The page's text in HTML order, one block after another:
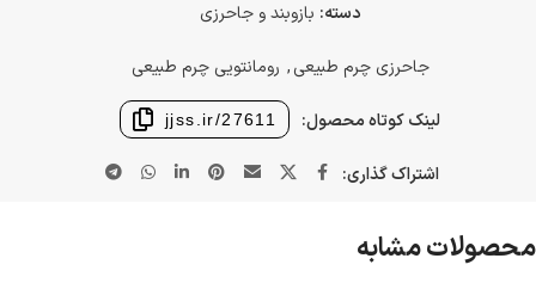
دسته: بازوبند و جاحرزی
جاحرزی چرم طبیعی, رومانتویی چرم طبیعی
لینک کوتاه محصول: jjss.ir/27611
اشتراک گذاری:
محصولات مشابه